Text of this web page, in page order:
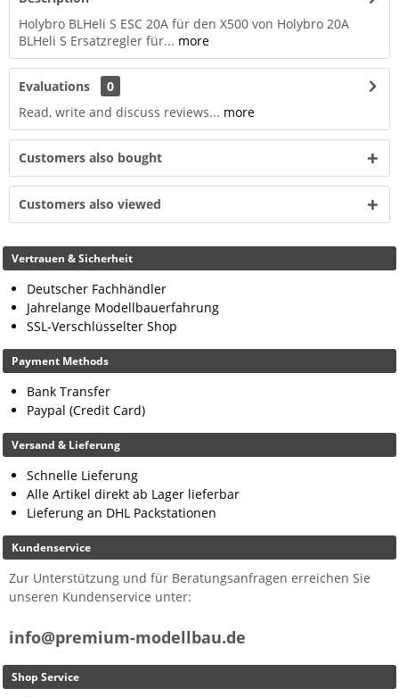
Holybro BLHeli S ESC 20A für den X500 von Holybro 20A
BLHeli S Ersatzregler für... more
Evaluations
0
Read, write and discuss reviews... more
Customers also bought
Customers also viewed
Vertrauen & Sicherheit
Deutscher Fachhändler
Jahrelange Modellbauerfahrung
SSL-Verschlüsselter Shop
Payment Methods
Bank Transfer
Paypal (Credit Card)
Versand & Lieferung
Schnelle Lieferung
Alle Artikel direkt ab Lager lieferbar
Lieferung an DHL Packstationen
Kundenservice
Zur Unterstützung und für Beratungsanfragen erreichen Sie
unseren Kundenservice unter:
info@premium-modellbau.de
Shop Service